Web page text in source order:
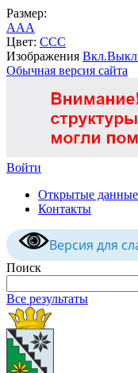
Размер:
AAA
Цвет: CCC
Изображения Вкл.
Обычная версия сайта
Войти
Открытые данные
Контакты
Версия для
Поиск
Все результаты